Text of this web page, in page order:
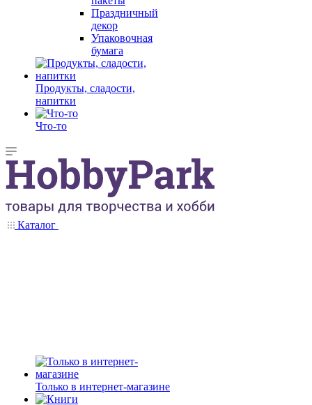
Праздничный
декор
Упаковочная
бумага
Продукты, сладости,
напитки
Что-то
Каталог
Только в интернет-магазине